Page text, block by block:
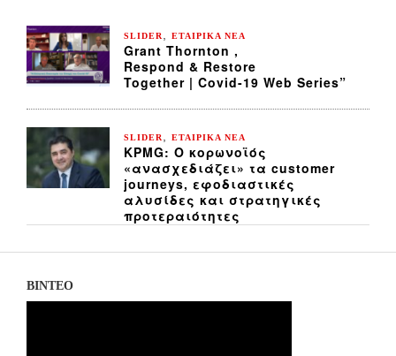
SLIDER ΕΤΑΙΡΙΚΑ ΝΕΑ
Grant Thornton ,
Respond & Restore
Together | Covid-19 Web Series”
SLIDER ΕΤΑΙΡΙΚΑ ΝΕΑ
KPMG: Ο κορωνοϊός
«ανασχεδιάζει» τα customer
journeys, εφοδιαστικές
αλυσίδες και στρατηγικές
προτεραιότητες
ΒΙΝΤΕΟ